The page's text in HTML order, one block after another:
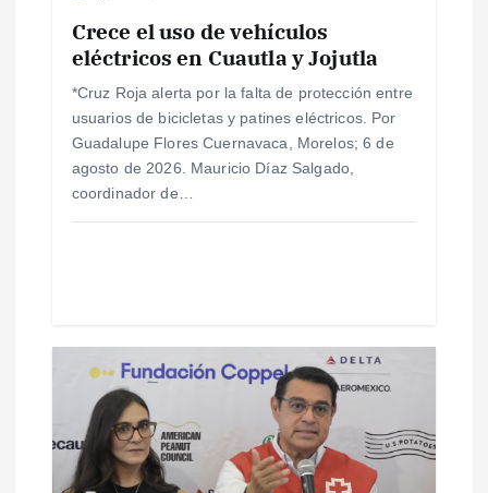
s
Crece el uso de vehículos
eléctricos en Cuautla y Jojutla
*Cruz Roja alerta por la falta de protección entre
usuarios de bicicletas y patines eléctricos. Por
Guadalupe Flores Cuernavaca, Morelos; 6 de
agosto de 2026. Mauricio Díaz Salgado,
coordinador de…